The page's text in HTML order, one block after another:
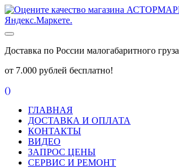
Доставка по России малогабаритного груза
от 7.000 рублей бесплатно!
()
ГЛАВНАЯ
ДОСТАВКА И ОПЛАТА
КОНТАКТЫ
ВИДЕО
ЗАПРОС ЦЕНЫ
СЕРВИС И РЕМОНТ